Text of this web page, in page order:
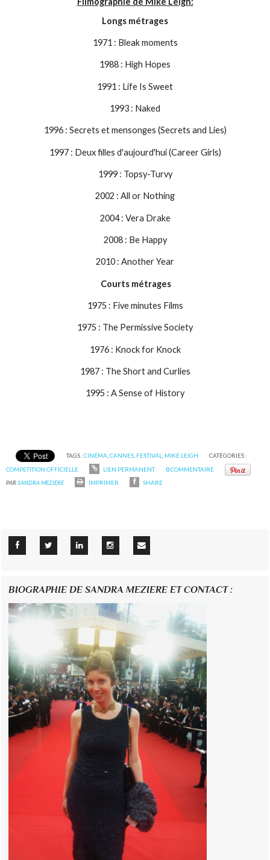
Longs métrages
1971 : Bleak moments
1988 : High Hopes
1991 : Life Is Sweet
1993 : Naked
1996 : Secrets et mensonges (Secrets and Lies)
1997 : Deux filles d'aujourd'hui (Career Girls)
1999 : Topsy-Turvy
2002 : All or Nothing
2004 : Vera Drake
2008 : Be Happy
2010 : Another Year
Courts métrages
1975 : Five minutes Films
1975 : The Permissive Society
1976 : Knock for Knock
1987 : The Short and Curlies
1995 : A Sense of History
TAGS :CINÉMA CANNES, FESTIVAL MIKE LEIGH
CATÉGORIES :
COMPETITION OFFICIELLE
LIEN PERMANENT 0COMMENTAIRE
PARSANDRA MÉZIÈRE IMPRIMER SHARE
BIOGRAPHIE DE SANDRA MEZIERE ET CONTACT :